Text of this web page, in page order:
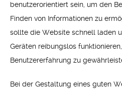
benutzerorientiert sein, um den
Finden von Informationen zu
sollte die Website schnell laden
Geräten reibungslos
Benutzererfahrung zu
Bei der Gestaltung eines guten